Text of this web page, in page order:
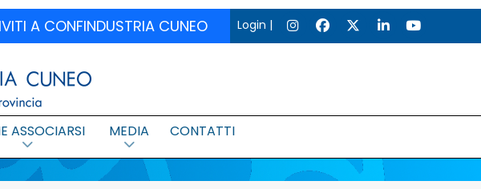
A CONFINDUSTRIA CUNEO Login |
ASSOCIARSI MEDIA CONTATTI